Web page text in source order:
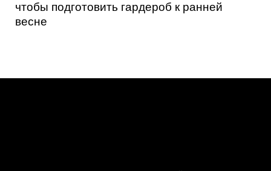
чтобы подготовить гардероб к ранней
весне